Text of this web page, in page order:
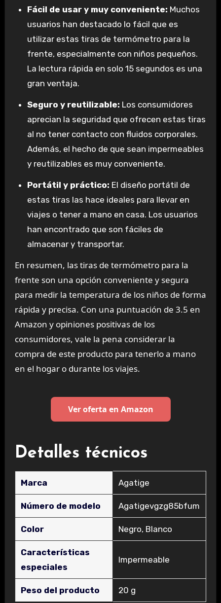
Fácil de usar y muy conveniente: Muchos
usuarios han destacado lo fácil que es
utilizar estas tiras de termómetro para la
frente, especialmente con niños pequeños.
La lectura rápida en solo 15 segundos es una
gran ventaja.
Seguro y reutilizable: Los consumidores
aprecian la seguridad que ofrecen estas tiras
al no tener contacto con fluidos corporales.
Además, el hecho de que sean impermeables
y reutilizables es muy conveniente.
Portátil y práctico: El diseño portátil de
estas tiras las hace ideales para llevar en
viajes o tener a mano en casa. Los usuarios
han encontrado que son fáciles de
almacenar y transportar.
En resumen, las tiras de termómetro para la
frente son una opción conveniente y segura
para medir la temperatura de los niños de forma
rápida y precisa. Con una puntuación de 3.5 en
Amazon y opiniones positivas de los
consumidores, vale la pena considerar la
compra de este producto para tenerlo a mano
en el hogar o durante los viajes.
Ver oferta en Amazon
Detalles técnicos
Marca ‎Agatige
Número de modelo ‎Agatigevgzg85bfum
Color ‎Negro, Blanco
Características
especiales
‎Impermeable
Peso del producto ‎20 g